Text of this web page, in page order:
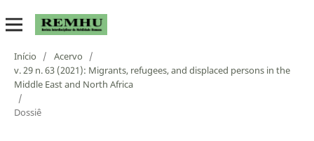
Início / Acervo
/
v. 29 n. 63 (2021): Migrants, refugees, and displaced persons in the
Middle East and North Africa
/
Dossiê